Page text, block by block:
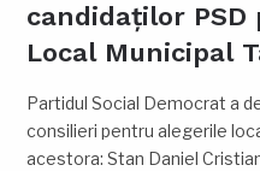
candidaților
Local Municipal
Partidul Social Democrat a
consilieri pentru alegerile
acestora: Stan Daniel